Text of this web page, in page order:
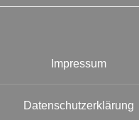
Impressum
Datenschutzerklärung